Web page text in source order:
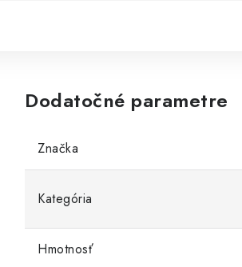
Dodatočné parametre
Značka
Kategória
Hmotnosť